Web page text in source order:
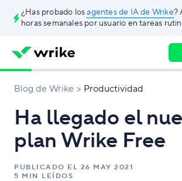
¿Has probado losagentes de IA de Wrike?
horas semanales por usuario en tareas
Blog de Wrike Productividad
Ha llegado el
plan Wrike Free
PUBLICADO EL 26 MAY 2021
5 MIN LEÍDOS